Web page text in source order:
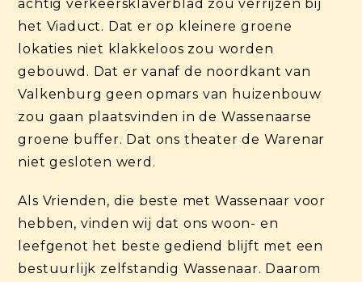
achtig verkeersklaverblad zou verrijzen bij
het Viaduct. Dat er op kleinere groene
lokaties niet klakkeloos zou worden
gebouwd. Dat er vanaf de noordkant van
Valkenburg geen opmars van huizenbouw
zou gaan plaatsvinden in de Wassenaarse
groene buffer. Dat ons theater de Warenar
niet gesloten werd.
Als Vrienden, die beste met Wassenaar voor
hebben, vinden wij dat ons woon- en
leefgenot het beste gediend blijft met een
bestuurlijk zelfstandig Wassenaar. Daarom